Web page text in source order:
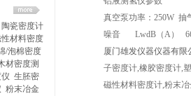
陶瓷密度计
材料密度
/泡棉密度
材密度测
生胚密
粉末冶金
真空泵功率：250W
噪音 LwdB（A）
厦门雄发仪器仪器有限
子密度计,橡胶密度计,
磁性材料密度计,粉末